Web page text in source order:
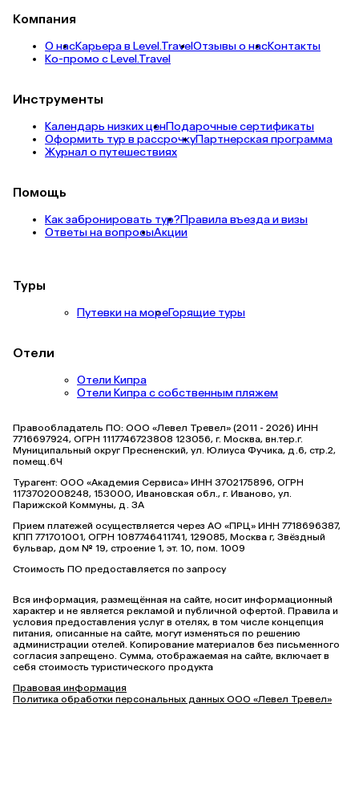
Компания
О насКарьера в Level.TravelОтзывы о насКонтакты
Ко-промо с Level.Travel
Инструменты
Календарь низких ценПодарочные сертификаты
Оформить тур в рассрочкуПартнерская программа
Журнал о путешествиях
Помощь
Как забронировать тур?Правила въезда и визы
Ответы на вопросыАкции
Туры
Путевки на мореГорящие туры
Отели
Отели Кипра
Отели Кипра с собственным пляжем
Правообладатель ПО: ООО «Левел Тревел» (2011 - 2026) ИНН
7716697924, ОГРН 1117746723808 123056, г. Москва, вн.тер.г.
Муниципальный округ Пресненский, ул. Юлиуса Фучика, д.6, стр.2,
помещ.6Ч
Турагент: ООО «Академия Сервиса» ИНН 3702175896, ОГРН
1173702008248, 153000, Ивановская обл., г. Иваново, ул.
Парижской Коммуны, д. ЗА
Прием платежей осуществляется через АО «ПРЦ» ИНН 7718696387,
КПП 771701001, ОГРН 1087746411741, 129085, Москва г, Звёздный
бульвар, дом № 19, строение 1, эт. 10, пом. 1009
Стоимость ПО предоставляется по запросу
Вся информация, размещённая на сайте, носит информационный
характер и не является рекламой и публичной офертой. Правила и
условия предоставления услуг в отелях, в том числе концепция
питания, описанные на сайте, могут изменяться по решению
администрации отелей. Копирование материалов без письменного
согласия запрещено. Сумма, отображаемая на сайте, включает в
себя стоимость туристического продукта
Правовая информация
Политика обработки персональных данных ООО «Левел Тревел»